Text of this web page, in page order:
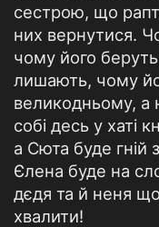
сестрою, що
них вернутися.
чому його беруть
лишають, чому
великодньому, а
собі десь у хаті
а Сюта буде гній
Єлена буде на
дєдя та й неня
хвалити!